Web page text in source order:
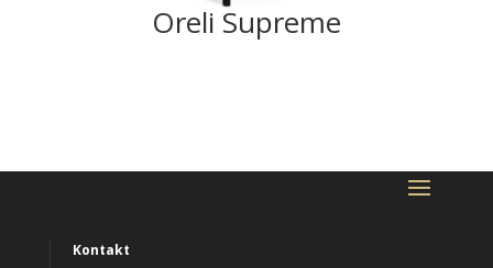
Oreli Supreme
Kontakt